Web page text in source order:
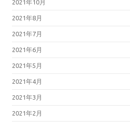
2021年10月
2021年8月
2021年7月
2021年6月
2021年5月
2021年4月
2021年3月
2021年2月